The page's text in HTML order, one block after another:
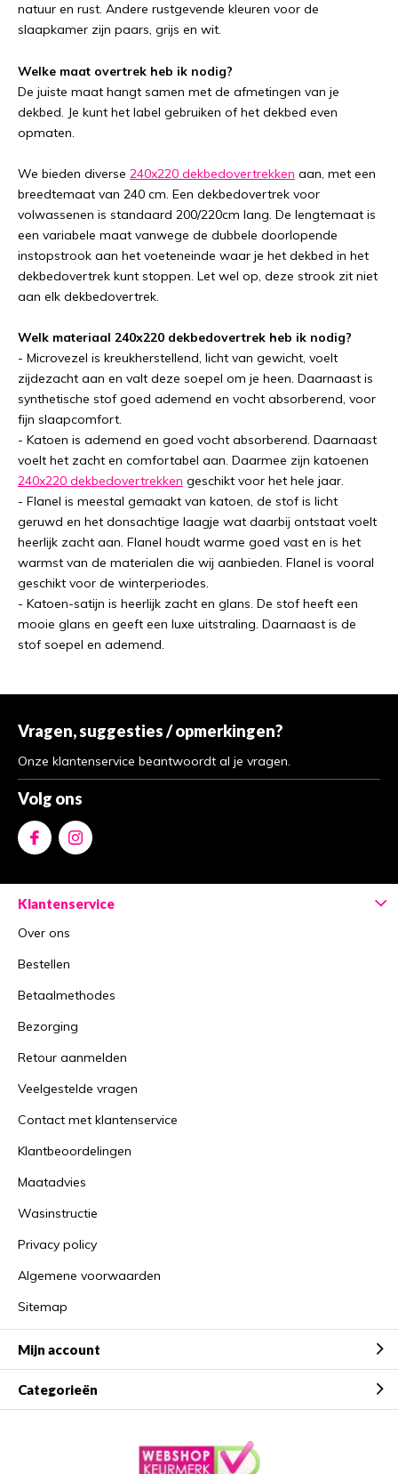
natuur en rust. Andere rustgevende kleuren voor de
slaapkamer zijn paars, grijs en wit.
Welke maat overtrek heb ik nodig?
De juiste maat hangt samen met de afmetingen van je
dekbed. Je kunt het label gebruiken of het dekbed even
opmaten.
We bieden diverse 240x220 dekbedovertrekken aan, met een
breedtemaat van 240 cm. Een dekbedovertrek voor
volwassenen is standaard 200/220cm lang. De lengtemaat is
een variabele maat vanwege de dubbele doorlopende
instopstrook aan het voeteneinde waar je het dekbed in het
dekbedovertrek kunt stoppen. Let wel op, deze strook zit niet
aan elk dekbedovertrek.
Welk materiaal 240x220 dekbedovertrek heb ik nodig?
- Microvezel is kreukherstellend, licht van gewicht, voelt
zijdezacht aan en valt deze soepel om je heen. Daarnaast is
synthetische stof goed ademend en vocht absorberend, voor
fijn slaapcomfort.
- Katoen is ademend en goed vocht absorberend. Daarnaast
voelt het zacht en comfortabel aan. Daarmee zijn katoenen
240x220 dekbedovertrekken geschikt voor het hele jaar.
- Flanel is meestal gemaakt van katoen, de stof is licht
geruwd en het donsachtige laagje wat daarbij ontstaat voelt
heerlijk zacht aan. Flanel houdt warme goed vast en is het
warmst van de materialen die wij aanbieden. Flanel is vooral
geschikt voor de winterperiodes.
- Katoen-satijn is heerlijk zacht en glans. De stof heeft een
mooie glans en geeft een luxe uitstraling. Daarnaast is de
stof soepel en ademend.
Vragen, suggesties / opmerkingen?
Onze klantenservice beantwoordt al je vragen.
Volg ons
Klantenservice
Over ons
Bestellen
Betaalmethodes
Bezorging
Retour aanmelden
Veelgestelde vragen
Contact met klantenservice
Klantbeoordelingen
Maatadvies
Wasinstructie
Privacy policy
Algemene voorwaarden
Sitemap
Mijn account
Categorieën